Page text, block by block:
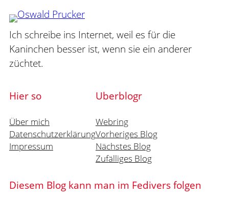
Ich schreibe ins Internet, weil es für die
Kaninchen besser ist, wenn sie ein anderer
züchtet.
Hier so
Über mich
Datenschutzerklärung
Impressum
Uberblogr
Webring
Vorheriges Blog
Nächstes Blog
Zufälliges Blog
Diesem Blog kann man im Fedivers folgen